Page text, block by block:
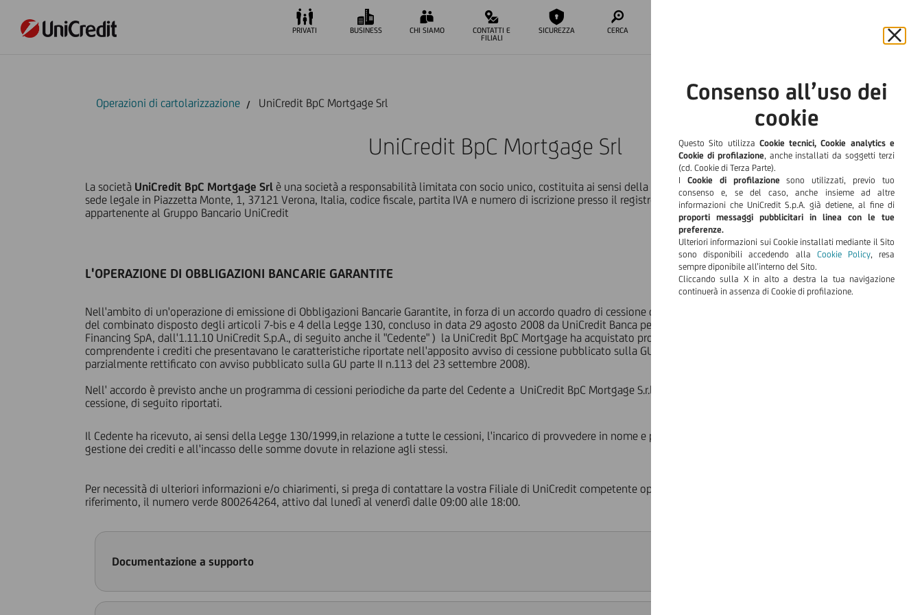
PRIVATI BUSINESS CHI SIAMO CONTATTI E
FILIALI
SICUREZZA CERCA
ACCESSO
AREA CLIENTI
Operazioni di cartolarizzazione UniCredit BpC Mortgage Srl
UniCredit BpC Mortgage Srl
La società UniCredit BpC Mortgage Srl è una società a responsabilità limitata con socio unico, costituita ai sensi della legge 30 aprile 1999, n. 130 (la Legge 130), con
sede legale in Piazzetta Monte, 1, 37121 Verona, Italia, codice fiscale, partita IVA e numero di iscrizione presso il registro delle imprese di Verona n. 04133390262
appartenente al Gruppo Bancario UniCredit
L'OPERAZIONE DI OBBLIGAZIONI BANCARIE GARANTITE
Nell'ambito di un'operazione di emissione di Obbligazioni Bancarie Garantite, in forza di un accordo quadro di cessione di crediti pecuniari "individuabili in blocco" ai sensi
del combinato disposto degli articoli 7-bis e 4 della Legge 130, concluso in data 29 agosto 2008 da UniCredit Banca per la Casa S.p.A. (dal 1° aprile 2009 UniCredit Family
Financing SpA, dall'1.11.10 UniCredit S.p.A., di seguito anche il "Cedente" ) la UniCredit BpC Mortgage ha acquistato pro-soluto dal Cedente,un portafoglio iniziale
comprendente i crediti che presentavano le caratteristiche riportate nell'apposito avviso di cessione pubblicato sulla GU parte II n. 105 del 4 settembre 2008 (poi
parzialmente rettificato con avviso pubblicato sulla GU parte II n.113 del 23 settembre 2008).
Nell' accordo è previsto anche un programma di cessioni periodiche da parte del Cedente a UniCredit BpC Mortgage S.r.l., i cui dettagli sono specificati nei relativi avvisi di
cessione, di seguito riportati.
Il Cedente ha ricevuto, ai sensi della Legge 130/1999,in relazione a tutte le cessioni, l'incarico di provvedere in nome e per conto di UniCredit BpC Mortgage S.r.l. alla
gestione dei crediti e all'incasso delle somme dovute in relazione agli stessi.
Per necessità di ulteriori informazioni e/o chiarimenti, si prega di contattare la vostra Filiale di UniCredit competente oppure, nel caso in cui non aveste una Filiale di
riferimento, il numero verde 800264264, attivo dal lunedì al venerdì dalle 09:00 alle 18:00.
Documentazione a supporto
Consenso all’uso dei
cookie
Questo Sito utilizza Cookie tecnici, Cookie analytics e
Cookie di profilazione, anche installati da soggetti terzi
(cd. Cookie di Terza Parte).
I Cookie di profilazione sono utilizzati, previo tuo
consenso e, se del caso, anche insieme ad altre
informazioni che UniCredit S.p.A. già detiene, al fine di
proporti messaggi pubblicitari in linea con le tue
preferenze.
Ulteriori informazioni sui Cookie installati mediante il Sito
sono disponibili accedendo alla Cookie Policy, resa
sempre diponibile all’interno del Sito.
Cliccando sulla X in alto a destra la tua navigazione
continuerà in assenza di Cookie di profilazione.